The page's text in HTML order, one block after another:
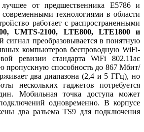
от предшественника E5786 и
технологиями в области
работает с распространенными
UMTS-2100, LTE800, LTE1800 и
преобразовывается в понятную
компьютеров беспроводную WiFi-
ревизии стандарта WiFi 802.11ac
пропускную способность до 867 Мбит/
два диапазона (2,4 и 5 ГГц), но
нескольких гаджетов потребуется
Мобильная точка доступа может
одновременно. В корпусе
два разъема TS9 для подключения